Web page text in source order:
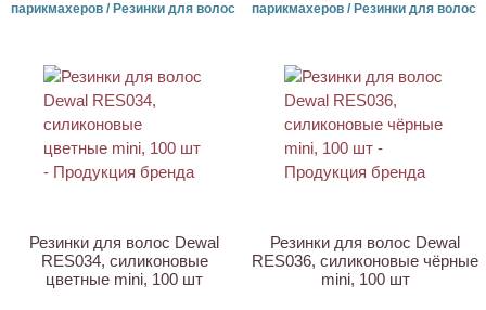
парикмахеров / Резинки для волос
Резинки для волос Dewal
RES034, силиконовые
цветные mini, 100 шт
парикмахеров / Резинки для волос
Резинки для волос Dewal
RES036, силиконовые чёрные
mini, 100 шт